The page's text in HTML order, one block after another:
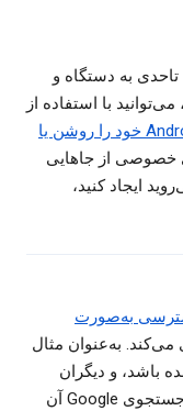
به دستگاه و
با استفاده از
مکان دستگاه Android خود را روشن یا
خصوصی از جاهایی
ایجاد کنید،
به‌صورت
می‌کند. به‌عنوان مثال
باشد، و دیگران
نامتان را جستجو کنند، ممکن است موتور جستجوی Google آن